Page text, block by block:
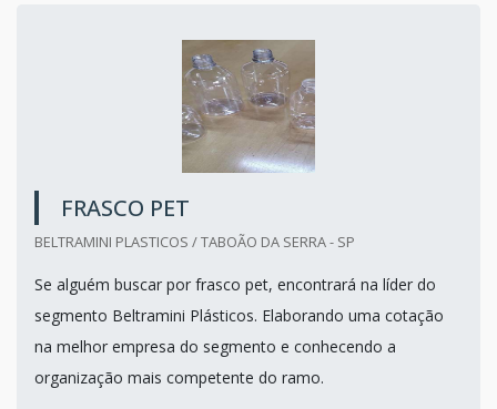
FRASCO PET
BELTRAMINI PLASTICOS / TABOÃO DA SERRA - SP
Se alguém buscar por frasco pet, encontrará na líder do
segmento Beltramini Plásticos. Elaborando uma cotação
na melhor empresa do segmento e conhecendo a
organização mais competente do ramo.